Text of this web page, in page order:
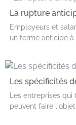
La rupture
Employeurs et
un terme anticipé
Les spécificités
Les entreprises
peuvent faire